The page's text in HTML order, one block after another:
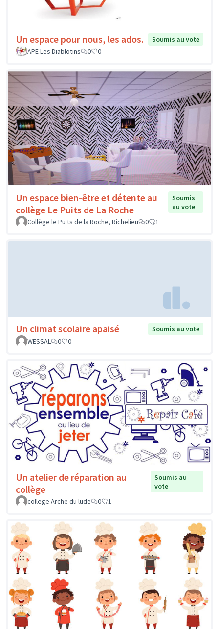
Un espace pour nous, les ados.
Soumis au vote
APE Les Diablotins
0 0
Un espace bien-être et détente au
collège Le Puits de La Roche
Soumis
au vote
Collège le Puits de la Roche, Richelieu
0 1
Un climat scolaire apaisé
Soumis au vote
WESSAL
0 0
Un atelier de réparation au
collège
Soumis au
vote
college Arche du lude
0 1